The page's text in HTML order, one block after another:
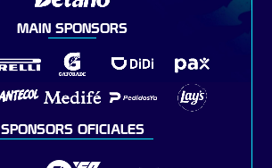
MAIN SPONSORS
SPONSORS OFICIALES